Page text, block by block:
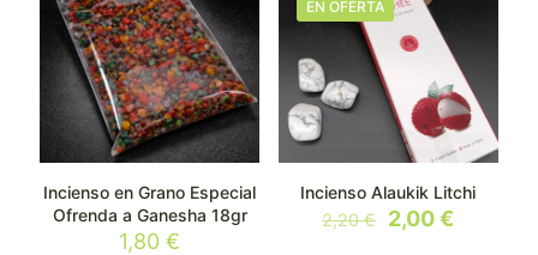
Incienso en Grano Especial
Ofrenda a Ganesha 18gr
1,80€
EN OFERTA
Incienso Alaukik Litchi
2,20€
El
precio
2,00€